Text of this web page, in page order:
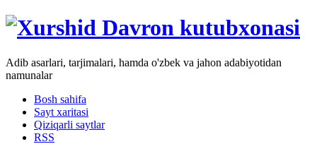
Adib asarlari, tarjimalari, hamda o'zbek va jahon adabiyotidan
namunalar
Bosh sahifa
Sayt xaritasi
Qiziqarli saytlar
RSS